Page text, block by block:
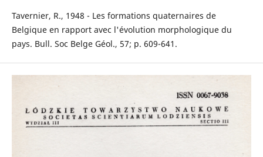
Tavernier, R., 1948 - Les formations quaternaires de
Belgique en rapport avec l'évolution morphologique du
pays. Bull. Soc Belge Géol., 57; p. 609-641.